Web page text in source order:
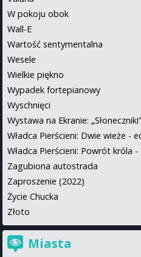
W pokoju obok
Wall-E
Wartość sentymentalna
Wesele
Wielkie piękno
Wypadek fortepianowy
Wyschnięci
Wystawa na Ekranie:
Władca Pierścieni: Dwie wieże -
Władca Pierścieni: Powrót króla
Zagubiona autostrada
Zaproszenie (2022)
Życie Chucka
Złoto
Miasta